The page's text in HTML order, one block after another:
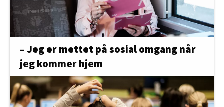
– Jeg er mettet på sosial omgang når
jeg kommer hjem